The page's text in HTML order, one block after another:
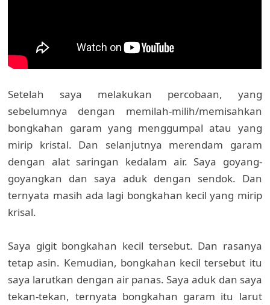
Setelah saya melakukan percobaan, yang
sebelumnya dengan memilah-milih/memisahkan
bongkahan garam yang menggumpal atau yang
mirip kristal. Dan selanjutnya merendam garam
dengan alat saringan kedalam air. Saya goyang-
goyangkan dan saya aduk dengan sendok. Dan
ternyata masih ada lagi bongkahan kecil yang mirip
krisal.
Saya gigit bongkahan kecil tersebut. Dan rasanya
tetap asin. Kemudian, bongkahan kecil tersebut itu
saya larutkan dengan air panas. Saya aduk dan saya
tekan-tekan, ternyata bongkahan garam itu larut